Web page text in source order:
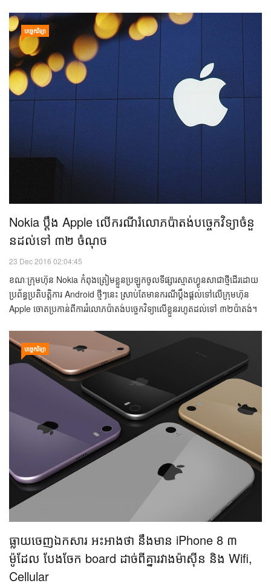
APPLE
បច្ចេកវិទ្យា
Nokia ​ប្ដឹង Apple ​​លើ​ករណី​រំលោភ​ប៉ាតង់​បច្ចេកវិទ្យា​ចំនួ​
ន​ដល់​ទៅ ៣២​ ចំណុច​
23 Dec 2016 02:04:45
ខណៈក្រុមហ៊ុន Nokia កំពុងត្រៀមខ្លួនប្រឡូកចូលទីផ្សារស្មាតហ្វូនសាជាថ្មីដើរដោយ
ប្រព័ន្ធប្រតិបត្តិការ Android ថ្មីៗនេះ ស្រាប់តែមានករណីប្ដឹងផ្ដល់ទៅលើក្រុមហ៊ុន
Apple ចោតប្រកាន់ពីការរំលោភប៉ាតង់បច្ចេកវិទ្យាលើខ្លួនរហូតដល់ទៅ ៣២ប៉ាតង់។
បច្ចេកវិទ្យា